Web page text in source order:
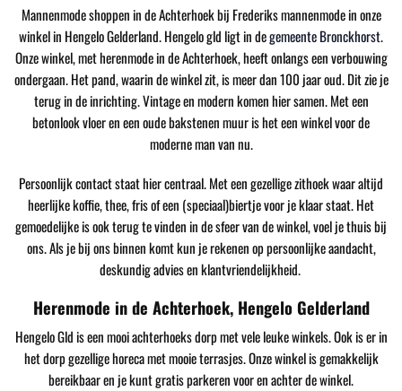
Mannenmode shoppen in de Achterhoek bij Frederiks mannenmode in onze
winkel in Hengelo Gelderland. Hengelo gld ligt in degemeente Bronckhorst.
Onze winkel, met herenmode in de Achterhoek, heeft onlangs een verbouwing
ondergaan. Het pand, waarin de winkel zit, is meer dan 100 jaar oud. Dit zie je
terug in de inrichting. Vintage en modern komen hier samen. Met een
betonlook vloer en een oude bakstenen muur is het een winkel voor de
moderne man van nu.
Persoonlijk contact staat hier centraal. Met een gezellige zithoek waar altijd
heerlijke koffie, thee, fris of een (speciaal)biertje voor je klaar staat. Het
gemoedelijke is ook terug te vinden in de sfeer van de winkel, voel je thuis bij
ons. Als je bij ons binnen komt kun je rekenen op persoonlijke aandacht,
deskundig advies en klantvriendelijkheid.
Herenmode in de Achterhoek, Hengelo Gelderland
Hengelo Gld is een mooi achterhoeks dorp met vele leuke winkels. Ook is er in
het dorp gezellige horeca met mooie terrasjes. Onze winkel is gemakkelijk
bereikbaar en je kunt gratis parkeren voor en achter de winkel.